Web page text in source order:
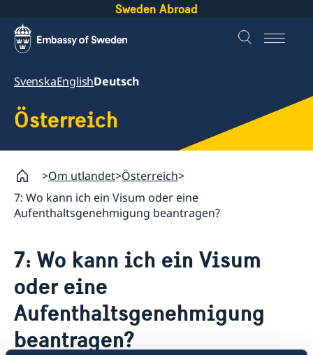
Sweden Abroad
SvenskaEnglishDeutsch
Österreich
Om utlandet Österreich
7: Wo kann ich ein Visum oder eine
Aufenthaltsgenehmigung beantragen?
7: Wo kann ich ein Visum
oder eine
Aufenthaltsgenehmigung
beantragen?